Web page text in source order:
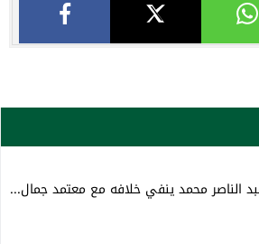
الناصر محمد ينفي خلافه مع معتمد جمال...